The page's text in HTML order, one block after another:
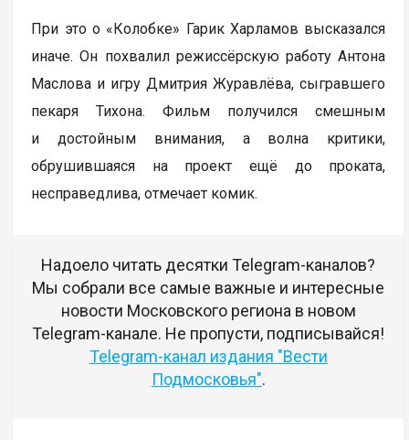
При это о «Колобке» Гарик Харламов высказался
иначе. Он похвалил режиссёрскую работу Антона
Маслова и игру Дмитрия Журавлёва, сыгравшего
пекаря Тихона. Фильм получился смешным
и достойным внимания, а волна критики,
обрушившаяся на проект ещё до проката,
несправедлива, отмечает комик.
Надоело читать десятки Telegram-каналов?
Мы собрали все самые важные и интересные
новости Московского региона в новом
Telegram-канале. Не пропусти, подписывайся!
Telegram-канал издания "Вести
Подмосковья".